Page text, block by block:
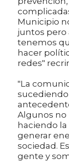
Municipio
juntos pero
tenemos
hacer
redes"
"La
sucediendo
Algunos no
haciendo
generar
sociedad.
gente y